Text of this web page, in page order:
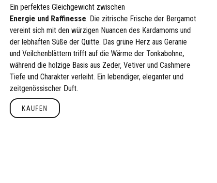
Ein perfektes Gleichgewicht zwischen
Energie und Raffinesse. Die zitrische Frische der Bergamot
vereint sich mit den würzigen Nuancen des Kardamoms und
der lebhaften Süße der Quitte. Das grüne Herz aus Geranie
und Veilchenblättern trifft auf die Wärme der Tonkabohne,
während die holzige Basis aus Zeder, Vetiver und Cashmere
Tiefe und Charakter verleiht. Ein lebendiger, eleganter und
zeitgenössischer Duft.
Kaufen
KAUFEN